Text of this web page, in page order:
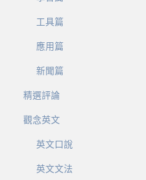
工具篇
應用篇
新聞篇
精選評論
觀念英文
英文口說
英文文法